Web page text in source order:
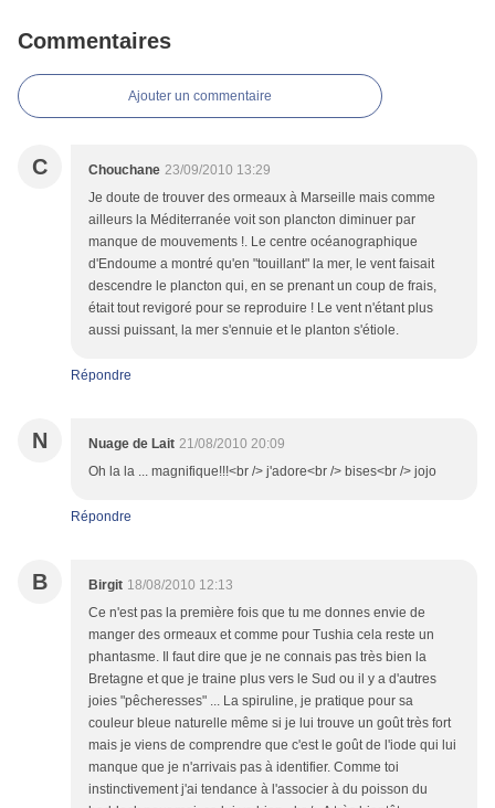
Commentaires
Ajouter un commentaire
C Chouchane 23/09/2010 13:29
Je doute de trouver des ormeaux à Marseille mais comme
ailleurs la Méditerranée voit son plancton diminuer par
manque de mouvements !. Le centre océanographique
d'Endoume a montré qu'en "touillant" la mer, le vent faisait
descendre le plancton qui, en se prenant un coup de frais,
était tout revigoré pour se reproduire ! Le vent n'étant plus
aussi puissant, la mer s'ennuie et le planton s'étiole.
Répondre
N Nuage de Lait 21/08/2010 20:09
Oh la la ... magnifique!!!<br /> j'adore<br /> bises<br /> jojo
Répondre
B Birgit 18/08/2010 12:13
Ce n'est pas la première fois que tu me donnes envie de
manger des ormeaux et comme pour Tushia cela reste un
phantasme. Il faut dire que je ne connais pas très bien la
Bretagne et que je traine plus vers le Sud ou il y a d'autres
joies "pêcheresses" ... La spiruline, je pratique pour sa
couleur bleue naturelle même si je lui trouve un goût très fort
mais je viens de comprendre que c'est le goût de l'iode qui lui
manque que je n'arrivais pas à identifier. Comme toi
instinctivement j'ai tendance à l'associer à du poisson du